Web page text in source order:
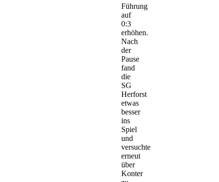
Führung
auf
0:3
erhöhen.
Nach
der
Pause
fand
die
SG
Herforst
etwas
besser
ins
Spiel
und
versuchte
erneut
über
Konter